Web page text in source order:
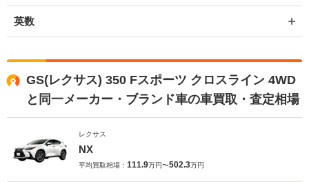
英数
GS(レクサス) 350 Fスポーツ クロスライン 4WD
と同一メーカー・ブランド車の車買取・査定相場
レクサス
NX
平均買取相場： 111.9万円〜502.3万円